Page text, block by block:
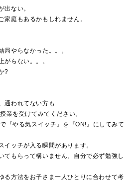
出ない。
庭もあるかもしれません。
局やらなかった。。。
がらない。。。
?
通われてない方も
業を受けてみてください。
『やる気スイッチ』を『ON!』にしてみて
イッチが入る瞬間があります。
てもらって構いません。自分で必ず勉強し
る方法をお子さま一人ひとりに合わせて考